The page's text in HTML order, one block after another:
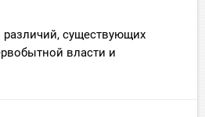
существующих
власти и